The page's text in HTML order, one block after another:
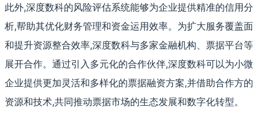
此外,深度数科的风险评估系统能够为企业提供精准的信用分
析,帮助其优化财务管理和资金运用效率。为扩大服务覆盖面
和提升资源整合效率,深度数科与多家金融机构、票据平台等
展开合作。通过引入多元化的合作伙伴,深度数科可以为小微
企业提供更加灵活和多样化的票据融资方案,并借助合作方的
资源和技术,共同推动票据市场的生态发展和数字化转型。